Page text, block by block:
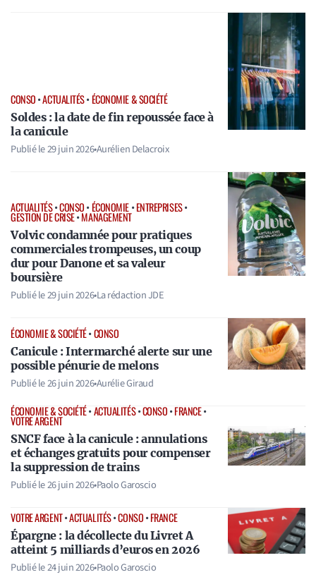
CONSO•ACTUALITÉS•ÉCONOMIE & SOCIÉTÉ
Soldes : la date de fin repoussée face à
la canicule
Publié le29 juin 2026•Aurélien Delacroix
ACTUALITÉS•CONSO•ÉCONOMIE•ENTREPRISES•
GESTION DE CRISE•MANAGEMENT
Volvic condamnée pour pratiques
commerciales trompeuses, un coup
dur pour Danone et sa valeur
boursière
Publié le29 juin 2026•La rédaction JDE
ÉCONOMIE & SOCIÉTÉ•CONSO
Canicule : Intermarché alerte sur une
possible pénurie de melons
Publié le26 juin 2026•Aurélie Giraud
ÉCONOMIE & SOCIÉTÉ•ACTUALITÉS•CONSO•FRANCE•
VOTRE ARGENT
SNCF face à la canicule : annulations
et échanges gratuits pour compenser
la suppression de trains
Publié le26 juin 2026•Paolo Garoscio
VOTRE ARGENT•ACTUALITÉS•CONSO•FRANCE
Épargne : la décollecte du Livret A
atteint 5 milliards d’euros en 2026
Publié le24 juin 2026•Paolo Garoscio